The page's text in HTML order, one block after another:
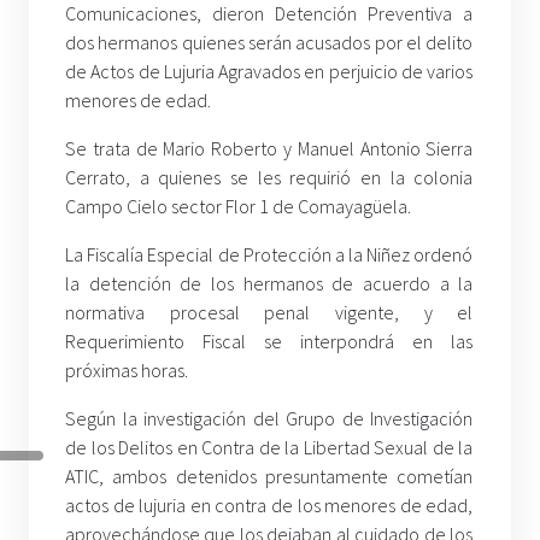
Comunicaciones, dieron Detención Preventiva a
dos hermanos quienes serán acusados por el delito
de Actos de Lujuria Agravados en perjuicio de varios
menores de edad.
Se trata de Mario Roberto y Manuel Antonio Sierra
Cerrato, a quienes se les requirió en la colonia
Campo Cielo sector Flor 1 de Comayagüela.
La Fiscalía Especial de Protección a la Niñez ordenó
la detención de los hermanos de acuerdo a la
normativa procesal penal vigente, y el
Requerimiento Fiscal se interpondrá en las
próximas horas.
Según la investigación del Grupo de Investigación
de los Delitos en Contra de la Libertad Sexual de la
ATIC, ambos detenidos presuntamente cometían
actos de lujuria en contra de los menores de edad,
aprovechándose que los dejaban al cuidado de los